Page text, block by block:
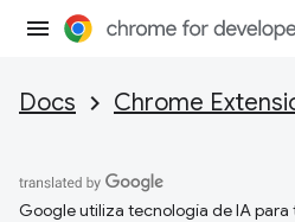
Docs Chrome
Google utiliza tecnología de IA